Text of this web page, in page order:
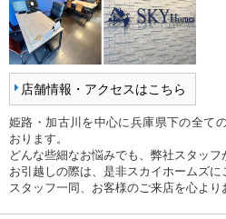
店舗情報・アクセスはこちら
姫路・加古川を中心に兵庫県下の全て
おります。
どんな些細なお悩みでも、弊社スタッフ
お引越しの際は、是非スカイホームズに
スタッフ一同、お客様のご来店を心より